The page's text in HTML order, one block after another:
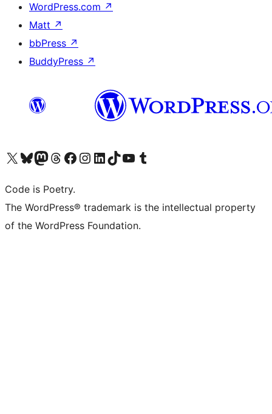
WordPress.com ↗
Matt ↗
bbPress ↗
BuddyPress ↗
Visit our X (formerly Twitter) account
ഞങ്ങളുടെ ബ്ലൂസ്കൈ അക്കൗണ്ട് സന്ദർശിക്കുക
Visit our Mastodon account
ഞങ്ങളുടെ ത്രെഡ്സ് അക്കൗണ്ട് സന്ദർശിക്കുക
Visit our Facebook page
Visit our Instagram account
Visit our LinkedIn account
ഞങ്ങളുടെ ടിക് ടോക് അക്കൗണ്ട് സന്ദർശിക്കുക
Visit our YouTube channel
ഞങ്ങളുടെ ടംബ്ലർ അക്കൗണ്ട് സന്ദർശിക്കുക
Code is Poetry.
The WordPress® trademark is the intellectual property
of the WordPress Foundation.